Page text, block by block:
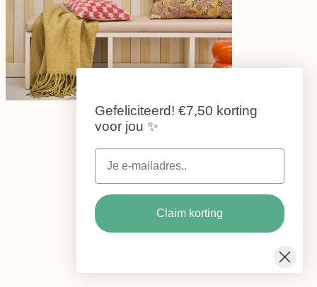
Gefeliciteerd! €7,50 korting
voor jou ✨
Claim korting